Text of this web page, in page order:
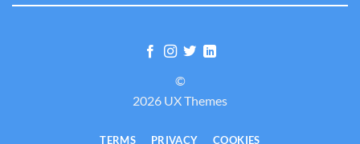
©
2026 UX Themes
TERMS PRIVACY COOKIES